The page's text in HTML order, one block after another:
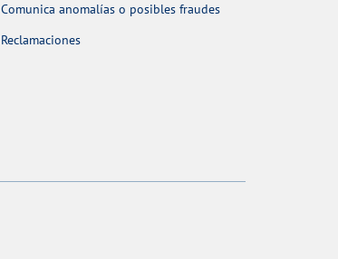
Comunica anomalías o posibles fraudes
Reclamaciones